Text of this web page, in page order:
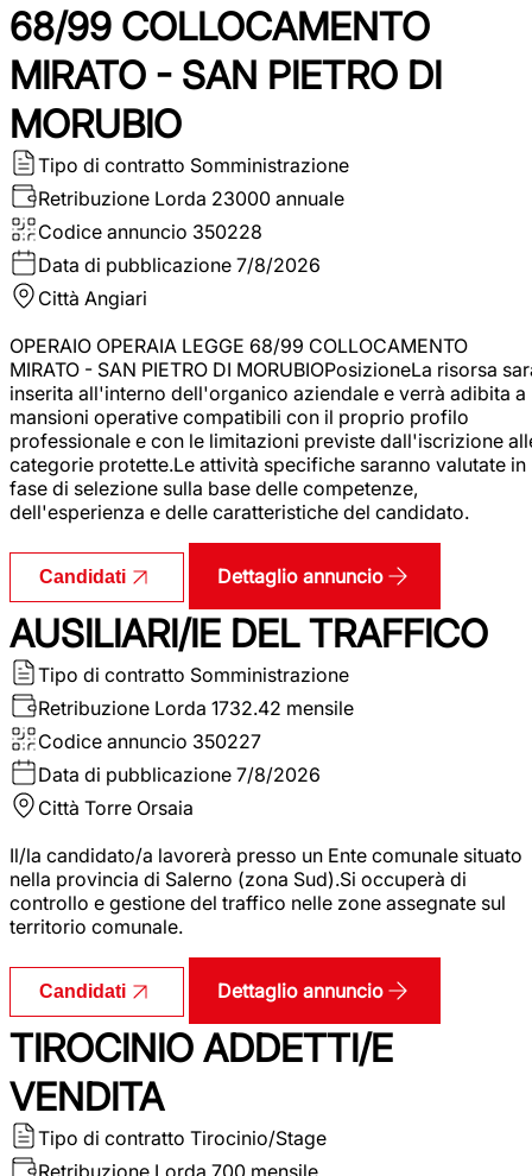
68/99 COLLOCAMENTO
MIRATO - SAN PIETRO DI
MORUBIO
Tipo di contratto Somministrazione
Retribuzione Lorda 23000 annuale
Codice annuncio 350228
Data di pubblicazione 7/8/2026
Città Angiari
OPERAIO OPERAIA LEGGE 68/99 COLLOCAMENTO
MIRATO - SAN PIETRO DI MORUBIOPosizioneLa risorsa
inserita all'interno dell'organico aziendale e verrà adibita a
mansioni operative compatibili con il proprio profilo
professionale e con le limitazioni previste dall'iscrizione
categorie protette.Le attività specifiche saranno valutate in
fase di selezione sulla base delle competenze,
dell'esperienza e delle caratteristiche del candidato.
Candidati Dettaglio annuncio
AUSILIARI/IE DEL TRAFFICO
Tipo di contratto Somministrazione
Retribuzione Lorda 1732.42 mensile
Codice annuncio 350227
Data di pubblicazione 7/8/2026
Città Torre Orsaia
Il/la candidato/a lavorerà presso un Ente comunale situato
nella provincia di Salerno (zona Sud).Si occuperà di
controllo e gestione del traffico nelle zone assegnate sul
territorio comunale.
Candidati Dettaglio annuncio
TIROCINIO ADDETTI/E
VENDITA
Tipo di contratto Tirocinio/Stage
Retribuzione Lorda 700 mensile